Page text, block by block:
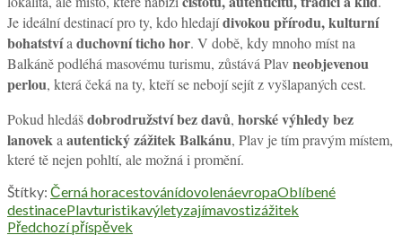
Je ideální destinací pro ty, kdo hledajídivokou přírodu, kulturní
bohatstvía duchovní ticho hor. V době, kdy mnoho míst na
Balkáně podléhá masovému turismu, zůstává Plavneobjevenou
perlou, která čeká na ty, kteří se nebojí sejít z vyšlapaných cest.
Pokud hledášdobrodružství bez davů, horské výhledy bez
lanoveka autentický zážitek Balkánu, Plav je tím pravým místem,
které tě nejen pohltí, ale možná i promění.
Štítky: Černá horacestovánídovolenáevropaOblíbené
destinacePlavturistikavýletyzajímavostizážitek
Předchozí příspěvek